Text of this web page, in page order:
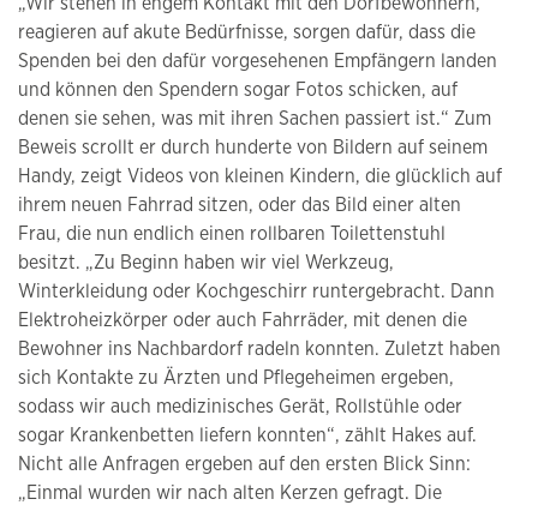
„Wir stehen in engem Kontakt mit den Dorfbewohnern,
reagieren auf akute Bedürfnisse, sorgen dafür, dass die
Spenden bei den dafür vorgesehenen Empfängern landen
und können den Spendern sogar Fotos schicken, auf
denen sie sehen, was mit ihren Sachen passiert ist.“ Zum
Beweis scrollt er durch hunderte von Bildern auf seinem
Handy, zeigt Videos von kleinen Kindern, die glücklich auf
ihrem neuen Fahrrad sitzen, oder das Bild einer alten
Frau, die nun endlich einen rollbaren Toilettenstuhl
besitzt. „Zu Beginn haben wir viel Werkzeug,
Winterkleidung oder Kochgeschirr runtergebracht. Dann
Elektroheizkörper oder auch Fahrräder, mit denen die
Bewohner ins Nachbardorf radeln konnten. Zuletzt haben
sich Kontakte zu Ärzten und Pflegeheimen ergeben,
sodass wir auch medizinisches Gerät, Rollstühle oder
sogar Krankenbetten liefern konnten“, zählt Hakes auf.
Nicht alle Anfragen ergeben auf den ersten Blick Sinn:
„Einmal wurden wir nach alten Kerzen gefragt. Die